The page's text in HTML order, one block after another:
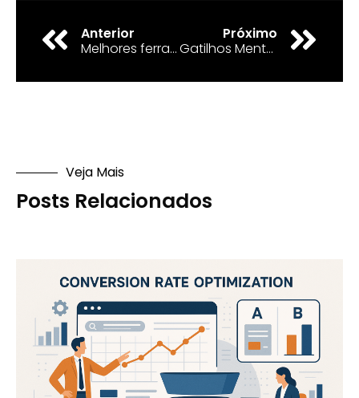
Anterior
Melhores ferramentas de monitoramento de concorrência
Próximo
Gatilhos Mentais em Landing Pages: Converta mais Leads
Veja Mais
Posts Relacionados